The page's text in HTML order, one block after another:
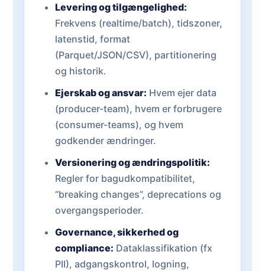
Levering og tilgængelighed:
Frekvens (realtime/batch), tidszoner,
latenstid, format
(Parquet/JSON/CSV), partitionering
og historik.
Ejerskab og ansvar: Hvem ejer data
(producer-team), hvem er forbrugere
(consumer-teams), og hvem
godkender ændringer.
Versionering og ændringspolitik:
Regler for bagudkompatibilitet,
“breaking changes”, deprecations og
overgangsperioder.
Governance, sikkerhed og
compliance: Dataklassifikation (fx
PII), adgangskontrol, logning,